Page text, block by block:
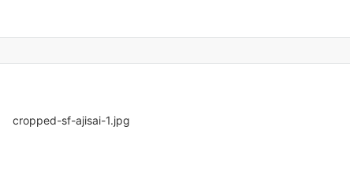
cropped-sf-ajisai-1.jpg